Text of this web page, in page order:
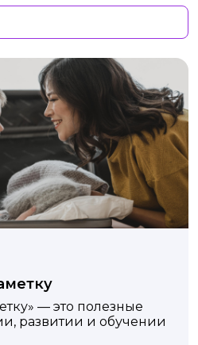
— это полезные
развитии и обучении